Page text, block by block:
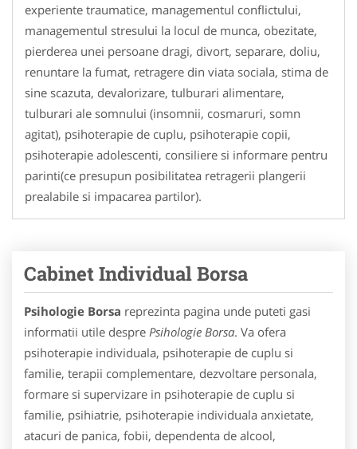
experiente traumatice, managementul conflictului,
managementul stresului la locul de munca, obezitate,
pierderea unei persoane dragi, divort, separare, doliu,
renuntare la fumat, retragere din viata sociala, stima de
sine scazuta, devalorizare, tulburari alimentare,
tulburari ale somnului (insomnii, cosmaruri, somn
agitat), psihoterapie de cuplu, psihoterapie copii,
psihoterapie adolescenti, consiliere si informare pentru
parinti(ce presupun posibilitatea retragerii plangerii
prealabile si impacarea partilor).
Cabinet Individual Borsa
Psihologie Borsa reprezinta pagina unde puteti gasi
informatii utile despre Psihologie Borsa. Va ofera
psihoterapie individuala, psihoterapie de cuplu si
familie, terapii complementare, dezvoltare personala,
formare si supervizare in psihoterapie de cuplu si
familie, psihiatrie, psihoterapie individuala anxietate,
atacuri de panica, fobii, dependenta de alcool,